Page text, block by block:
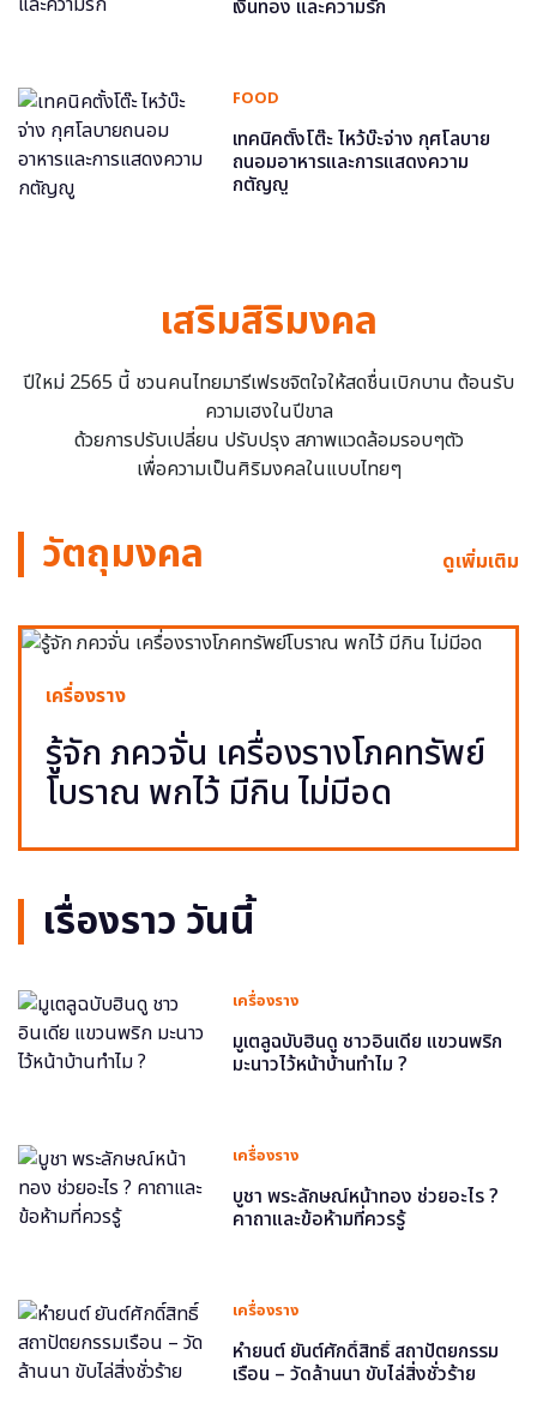
เงินทอง และความรัก
FOOD
เทคนิคตั้งโต๊ะ ไหว้บ๊ะจ่าง กุศโลบาย
ถนอมอาหารและการแสดงความ
กตัญญู
เสริมสิริมงคล
ปีใหม่ 2565 นี้ ชวนคนไทยมารีเฟรชจิตใจให้สดชื่นเบิกบาน ต้อนรับ
ความเฮงในปีขาล
ด้วยการปรับเปลี่ยน ปรับปรุง สภาพแวดล้อมรอบๆตัว
เพื่อความเป็นศิริมงคลในแบบไทยๆ
วัตถุมงคล ดูเพิ่มเติม
เครื่องราง
รู้จัก ภควจั่น เครื่องรางโภคทรัพย์
โบราณ พกไว้ มีกิน ไม่มีอด
เรื่องราว วันนี้
เครื่องราง
มูเตลูฉบับฮินดู ชาวอินเดีย แขวนพริก
มะนาวไว้หน้าบ้านทำไม ?
เครื่องราง
บูชา พระลักษณ์หน้าทอง ช่วยอะไร ?
คาถาและข้อห้ามที่ควรรู้
เครื่องราง
หำยนต์ ยันต์ศักดิ์สิทธิ์ สถาปัตยกรรม
เรือน – วัดล้านนา ขับไล่สิ่งชั่วร้าย